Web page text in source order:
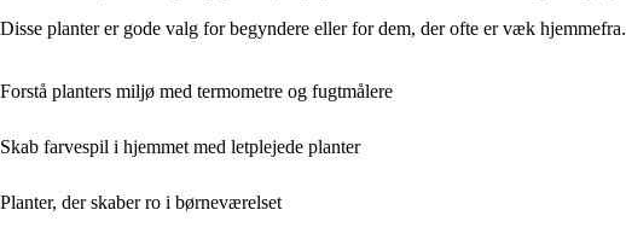
Disse planter er gode valg for begyndere eller for dem, der ofte er væk hjemmefra.
Forstå planters miljø med termometre og fugtmålere
Skab farvespil i hjemmet med letplejede planter
Planter, der skaber ro i børneværelset